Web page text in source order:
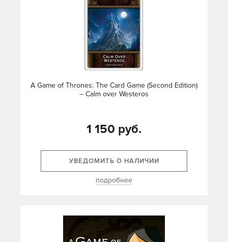
A Game of Thrones: The Card Game (Second Edition)
– Calm over Westeros
1 150 руб.
УВЕДОМИТЬ О НАЛИЧИИ
подробнее